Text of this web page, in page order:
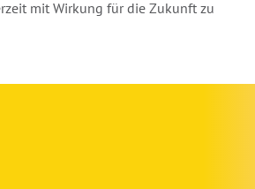
mit Wirkung für die Zukunft zu